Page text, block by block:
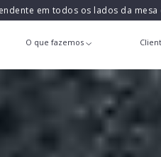
em todos os lados da
O que fazemos